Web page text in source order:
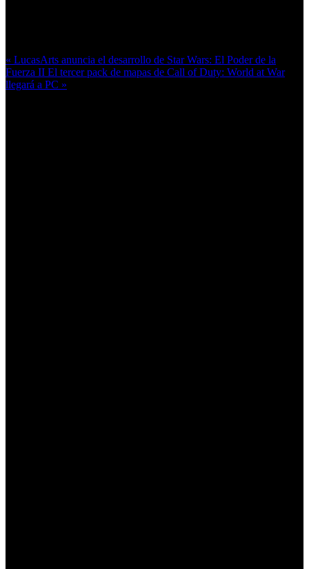
« LucasArts anuncia el desarrollo de Star Wars: El Poder de la
Fuerza II El tercer pack de mapas de Call of Duty: World at War
llegará a PC »